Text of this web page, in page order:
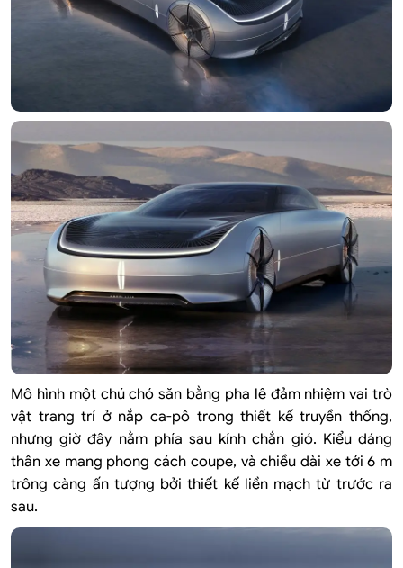
Mô hình một chú chó săn bằng pha lê đảm nhiệm vai trò
vật trang trí ở nắp ca-pô trong thiết kế truyền thống,
nhưng giờ đây nằm phía sau kính chắn gió. Kiểu dáng
thân xe mang phong cách coupe, và chiều dài xe tới 6 m
trông càng ấn tượng bởi thiết kế liền mạch từ trước ra
sau.